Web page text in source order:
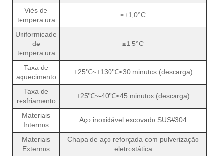
Viés de
temperatura
≤±1,0°C
Uniformidade
de
temperatura
≤1,5°C
Taxa de
aquecimento
+25℃~+130℃≤30 minutos (descarga)
Taxa de
resfriamento
+25℃~-40℃≤45 minutos (descarga)
Materiais
Internos
Aço inoxidável escovado SUS#304
Materiais
Externos
Chapa de aço reforçada com pulverização
eletrostática